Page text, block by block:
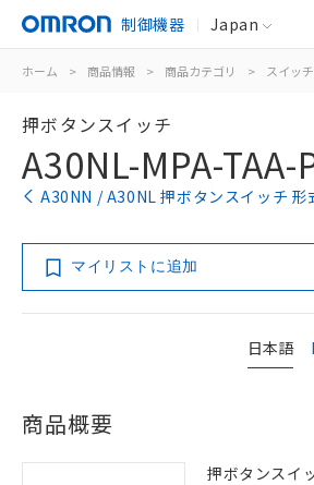
制御機器 Japan
ホーム > 商品情報 > 商品カテゴリ > スイッチ
押ボタンスイッチ
A30NL-MPA-TAA-
A30NN / A30NL 押ボタンスイッチ 形
マイリストに追加
日本語
商品概要
押ボタンスイ